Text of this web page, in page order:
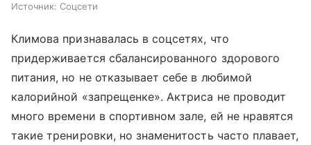
Источник: Соцсети
Климова признавалась в соцсетях, что
придерживается сбалансированного здорового
питания, но не отказывает себе в любимой
калорийной «запрещенке». Актриса не проводит
много времени в спортивном зале, ей не нравятся
такие тренировки, но знаменитость часто плавает,